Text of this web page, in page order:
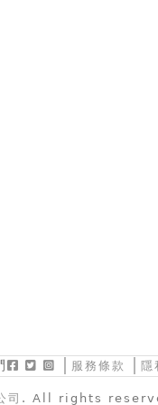
服務條款 隱
司 . All rights